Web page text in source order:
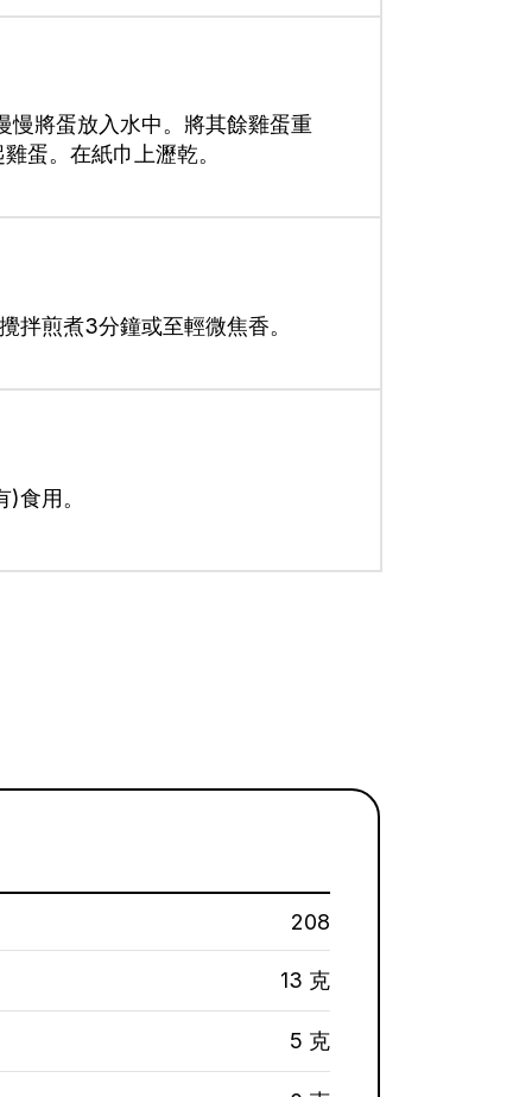
將蛋放入水中。將其餘雞蛋重
蛋。在紙巾上瀝乾。
拌煎煮3分鐘或至輕微焦香。
食用。
208
13 克
5 克